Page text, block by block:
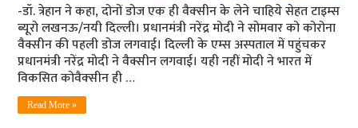
-डॉ. त्रेहान ने कहा, दोनों डोज एक ही वैक्‍सीन के लेने चाहिये सेहत टाइम्‍स
ब्‍यूरो लखनऊ/नयी दिल्‍ली। प्रधानमंत्री नरेंद्र मोदी ने सोमवार को कोरोना
वैक्सीन की पहली डोज लगवाई। दिल्ली के एम्स अस्पताल में पहुंचकर
प्रधानमंत्री नरेंद्र मोदी ने वैक्सीन लगवाई। यही नहीं मोदी ने भारत में
विकसित कोवैक्‍सीन ही …
Read More »